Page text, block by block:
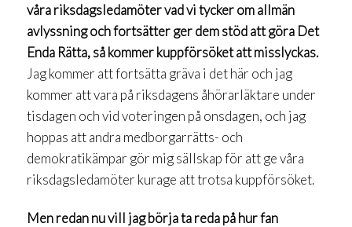
våra riksdagsledamöter vad vi tycker om allmän
avlyssning och fortsätter ger dem stöd att göra Det
Enda Rätta, så kommer kuppförsöket att misslyckas.
Jag kommer att fortsätta gräva i det här och jag
kommer att vara på riksdagens åhörarläktare under
tisdagen och vid voteringen på onsdagen, och jag
hoppas att andra medborgarrätts- och
demokratikämpar gör mig sällskap för att ge våra
riksdagsledamöter kurage att trotsa kuppförsöket.
Men redan nu vill jag börja ta reda på hur fan